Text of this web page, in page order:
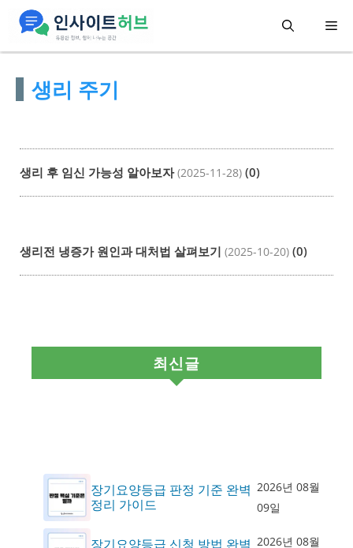
메
생리 주기
생리 후 임신 가능성 알아보자 (2025-11-28) (0)
생리전 냉증가 원인과 대처법 살펴보기 (2025-10-20) (0)
최신글
장기요양등급 판정 기준 완벽
정리 가이드
2026년 08월
09일
장기요양등급 신청 방법 완벽 2026년 08월